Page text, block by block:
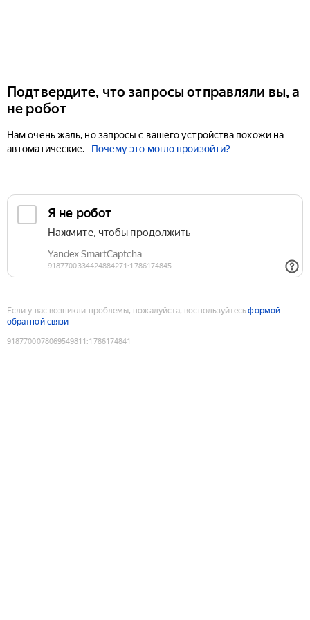
Подтвердите, что запросы отправляли вы, а
не робот
Нам очень жаль, но запросы с вашего устройства похожи на
автоматические.
Почему это могло произойти?
Если у вас возникли проблемы, пожалуйста, воспользуйтесьформой
обратной связи
9187700078069549811 :1786174841